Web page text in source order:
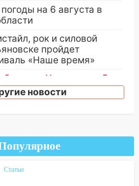
на 6 августа в
рок и силовой
пройдет
«Наше время»
бензин в Ульяновске 5
дня: список АЗС
горло: в
с судимым
для женщины
новости
Статьи